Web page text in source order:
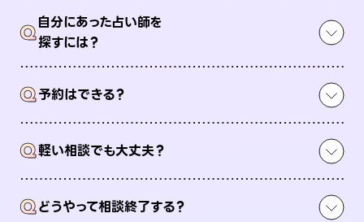
Q自分にあった占い師を
探すには？
Q予約はできる？
Q軽い相談でも大丈夫？
Qどうやって相談終了する？